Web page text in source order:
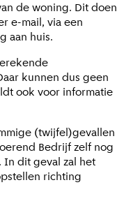
de woning. Dit doen
e-mail, via een
aan huis.
kunnen dus geen
ook voor informatie
(twijfel)gevallen
Bedrijf zelf nog
dit geval zal het
richting